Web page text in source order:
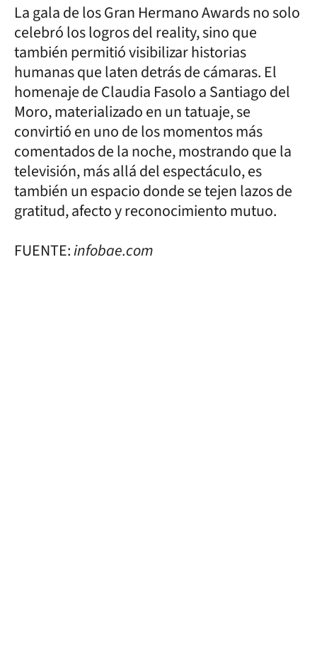
La gala de los Gran Hermano Awards no solo
celebró los logros del reality, sino que
también permitió visibilizar historias
humanas que laten detrás de cámaras. El
homenaje de Claudia Fasolo a Santiago del
Moro, materializado en un tatuaje, se
convirtió en uno de los momentos más
comentados de la noche, mostrando que la
televisión, más allá del espectáculo, es
también un espacio donde se tejen lazos de
gratitud, afecto y reconocimiento mutuo.
FUENTE:infobae.com